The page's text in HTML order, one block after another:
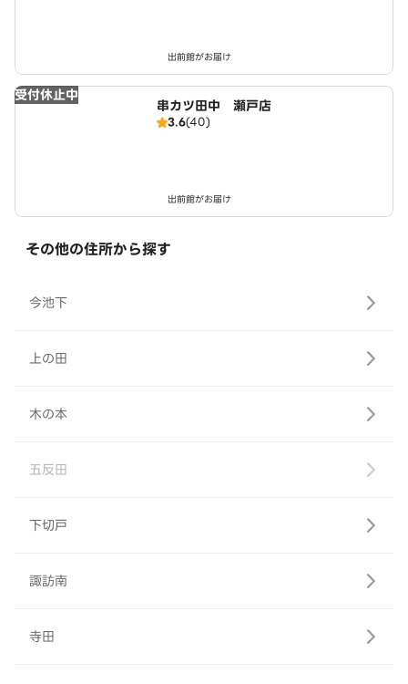
出前館がお届け
受付休止中
串カツ田中 瀬戸店
3.6(40)
出前館がお届け
その他の住所から探す
今池下
上の田
木の本
五反田
下切戸
諏訪南
寺田